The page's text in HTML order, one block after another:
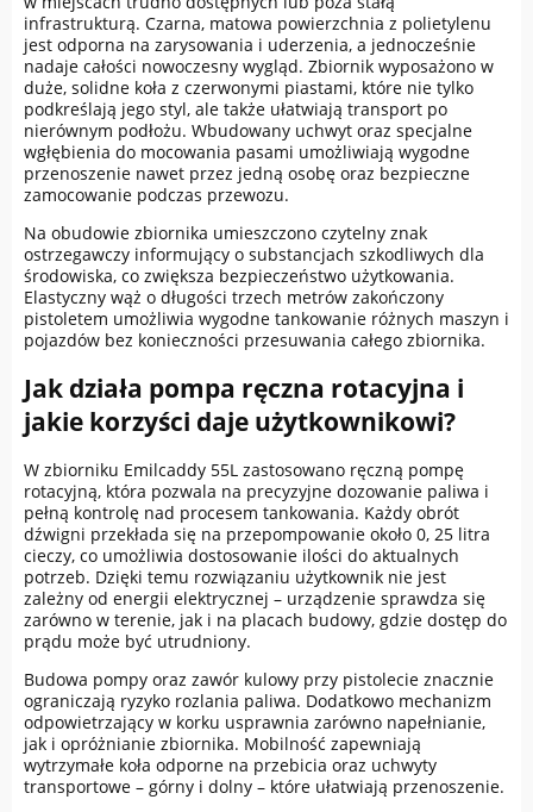
infrastrukturą. Czarna, matowa powierzchnia z polietylenu
jest odporna na zarysowania i uderzenia, a jednocześnie
nadaje całości nowoczesny wygląd. Zbiornik wyposażono w
duże, solidne koła z czerwonymi piastami, które nie tylko
podkreślają jego styl, ale także ułatwiają transport po
nierównym podłożu. Wbudowany uchwyt oraz specjalne
wgłębienia do mocowania pasami umożliwiają wygodne
przenoszenie nawet przez jedną osobę oraz bezpieczne
zamocowanie podczas przewozu.
Na obudowie zbiornika umieszczono czytelny znak
ostrzegawczy informujący o substancjach szkodliwych dla
środowiska, co zwiększa bezpieczeństwo użytkowania.
Elastyczny wąż o długości trzech metrów zakończony
pistoletem umożliwia wygodne tankowanie różnych maszyn i
pojazdów bez konieczności przesuwania całego zbiornika.
Jak działa pompa ręczna rotacyjna i
jakie korzyści daje użytkownikowi?
W zbiorniku Emilcaddy 55L zastosowano ręczną pompę
rotacyjną, która pozwala na precyzyjne dozowanie paliwa i
pełną kontrolę nad procesem tankowania. Każdy obrót
dźwigni przekłada się na przepompowanie około 0, 25 litra
cieczy, co umożliwia dostosowanie ilości do aktualnych
potrzeb. Dzięki temu rozwiązaniu użytkownik nie jest
zależny od energii elektrycznej – urządzenie sprawdza się
zarówno w terenie, jak i na placach budowy, gdzie dostęp do
prądu może być utrudniony.
Budowa pompy oraz zawór kulowy przy pistolecie znacznie
ograniczają ryzyko rozlania paliwa. Dodatkowo mechanizm
odpowietrzający w korku usprawnia zarówno napełnianie,
jak i opróżnianie zbiornika. Mobilność zapewniają
wytrzymałe koła odporne na przebicia oraz uchwyty
transportowe – górny i dolny – które ułatwiają przenoszenie.